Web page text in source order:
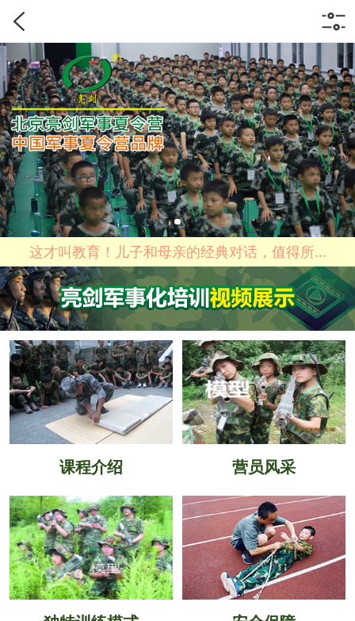
这才叫教育！儿子和母亲的经典对话，值得所...
课程介绍 营员风采